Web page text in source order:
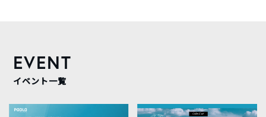
EVENT
イベント一覧